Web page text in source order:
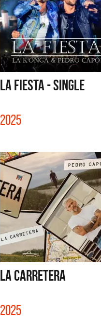
LA FIESTA - SINGLE
2025
LA CARRETERA
2025